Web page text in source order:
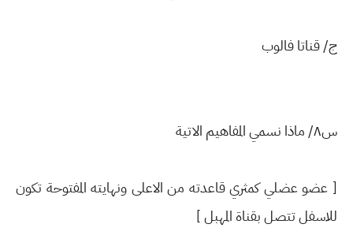
ج/ قناتا فالوب
س٨/ ماذا نسمي المفاهيم الاتية
[ عضو عضلي كمثري قاعدته من الاعلى ونهايته المفتوحة تكون
للاسفل تتصل بقناة المهبل ]